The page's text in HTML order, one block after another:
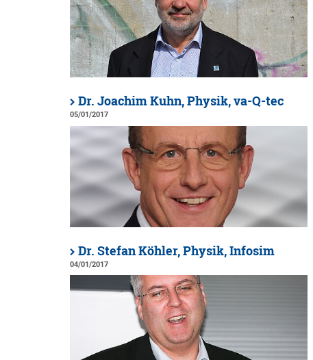
Dr. Joachim Kuhn, Physik, va-Q-tec
05/01/2017
Dr. Stefan Köhler, Physik, Infosim
04/01/2017